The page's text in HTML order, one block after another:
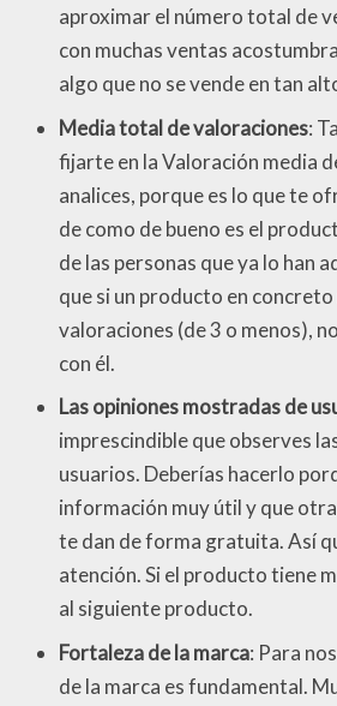
aproximar el número total de
con muchas ventas
algo que no se vende en tan
Media total de valoraciones:
fijarte en la Valoración media
analices, porque es lo que te
de como de bueno es el
de las personas que ya lo han
que si un producto en
valoraciones (de 3 o menos),
con él.
Las opiniones mostradas de
imprescindible que observes
usuarios. Deberías hacerlo
información muy útil y que
te dan de forma gratuita. Así
atención. Si el producto tiene
al siguiente producto.
Fortaleza de la marca: Para
de la marca es fundamental.